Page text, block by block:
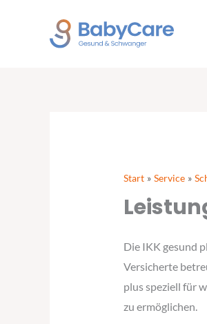
Start Service
Die IKK gesund
Versicherte
plus speziell für
zu ermöglichen.